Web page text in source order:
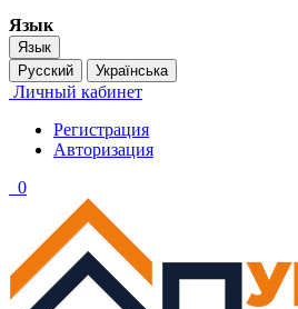
Язык
Язык
Русский
Українська
Личный кабинет
Регистрация
Авторизация
0